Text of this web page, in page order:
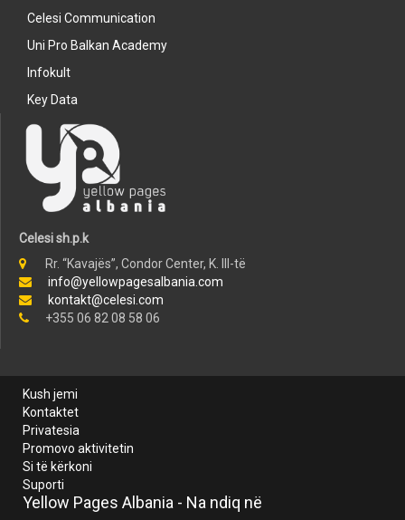
Celesi Communication
Uni Pro Balkan Academy
Infokult
Key Data
Celesi sh.p.k
Rr. “Kavajës”, Condor Center, K. III-të
info@yellowpagesalbania.com
kontakt@celesi.com
+355 06 82 08 58 06
Kush jemi
Kontaktet
Privatesia
Promovo aktivitetin
Si të kërkoni
Suporti
Yellow Pages Albania - Na ndiq në